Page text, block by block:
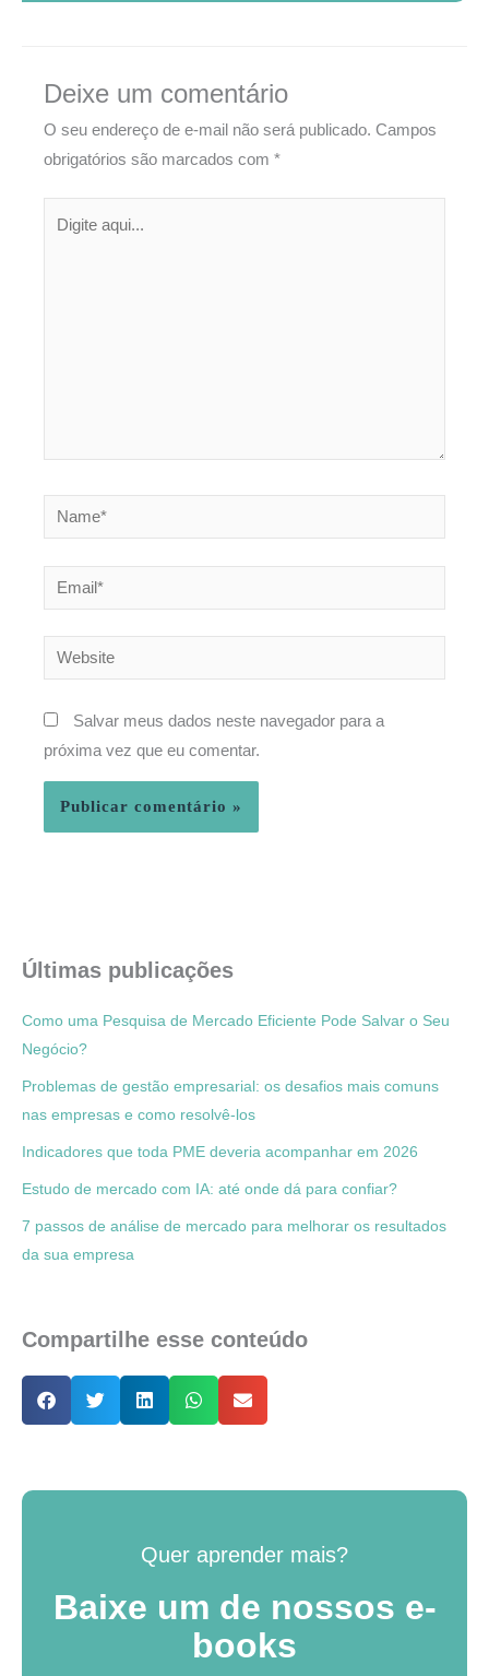
Deixe um comentário
O seu endereço de e-mail não será publicado. Campos
obrigatórios são marcados com *
Name*
Email*
Website
Salvar meus dados neste navegador para a
próxima vez que eu comentar.
Últimas publicações
Como uma Pesquisa de Mercado Eficiente Pode Salvar o Seu
Negócio?
Problemas de gestão empresarial: os desafios mais comuns
nas empresas e como resolvê-los
Indicadores que toda PME deveria acompanhar em 2026
Estudo de mercado com IA: até onde dá para confiar?
7 passos de análise de mercado para melhorar os resultados
da sua empresa
Compartilhe esse conteúdo
Quer aprender mais?
Baixe um de nossos e-
books